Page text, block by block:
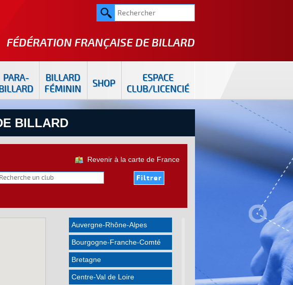
FÉDÉRATION FRANÇAISE DEBILLARD
PARA-
BILLARD
FÉMININ
SHOP
ESPACE
CLUB/LICENCIÉ
BILLARD
Revenir à la carte de France
Auvergne-Rhône-Alpes
Bourgogne-Franche-Comté
Bretagne
Centre-Val de Loire